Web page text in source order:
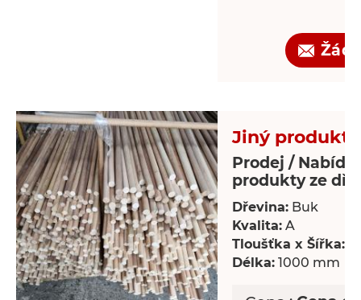
Jiný produkt
Prodej /
produkty ze
Dřevina: Buk
Kvalita: A
Tloušťka x Šířka:
Délka: 1000 mm